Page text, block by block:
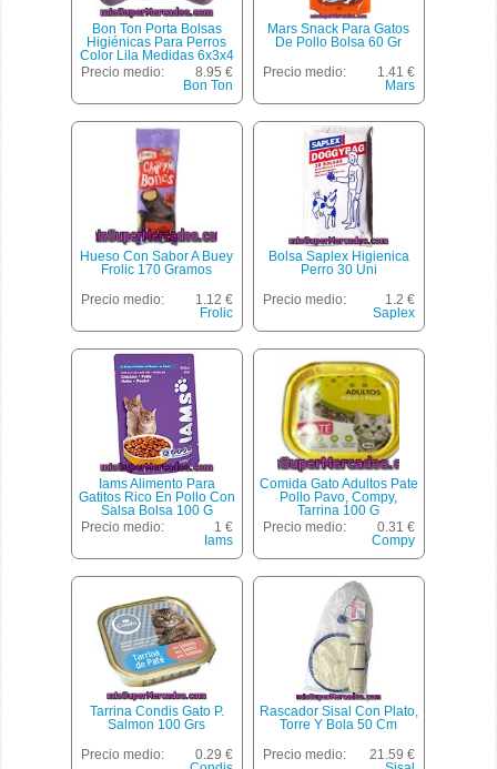
Bon Ton Porta Bolsas
Higiénicas Para Perros
Color Lila Medidas 6x3x4
Cm 1 Unidad
Precio medio:
8.95 €
Bon Ton
Mars Snack Para Gatos
De Pollo Bolsa 60 Gr
Precio medio:
1.41 €
Mars
Hueso Con Sabor A Buey
Frolic 170 Gramos
Precio medio:
1.12 €
Frolic
Bolsa Saplex Higienica
Perro 30 Uni
Precio medio:
1.2 €
Saplex
Iams Alimento Para
Gatitos Rico En Pollo Con
Salsa Bolsa 100 G
Precio medio:
1 €
Iams
Comida Gato Adultos Pate
Pollo Pavo, Compy,
Tarrina 100 G
Precio medio:
0.31 €
Compy
Tarrina Condis Gato P.
Salmon 100 Grs
Precio medio:
0.29 €
Rascador Sisal Con Plato,
Torre Y Bola 50 Cm
Precio medio:
21.59 €